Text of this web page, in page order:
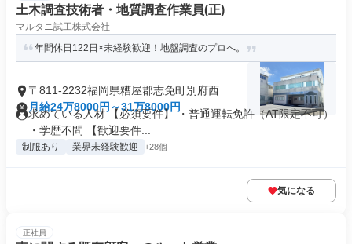
土木調査技術者・地質調査作業員(正)
マルタニ試工株式会社
年間休日122日×未経験歓迎！地盤調査のプロへ。
〒811-2232福岡県糟屋郡志免町別府西
月給24万8000円～31万8000円
求めている人材 【必須要件】 ・普通運転免許（AT限定不可）
・学歴不問 【歓迎要件...
制服あり 業界未経験歓迎 +28個
気になる
正社員